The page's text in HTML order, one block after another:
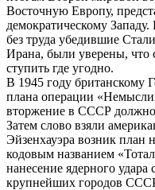
Восточную Европу,
демократическому
без труда убедившие
Ирана, были уверены, что
ступить где угодно.
В 1945 году британскому
плана операции
вторжение в СССР должно
Затем слово взяли
Эйзенхауэра возник план
кодовым названием
нанесение ядерного
крупнейших городов